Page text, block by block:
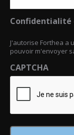
Confidentialité
J'autorise Forthea a
pouvoir m'envoyer
CAPTCHA